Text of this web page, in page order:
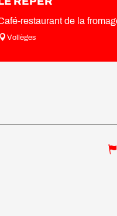
restaurant de la
Vollèges